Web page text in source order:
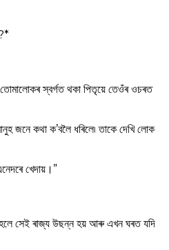
স্বৰ্গত থকা পিতৃয়ে তেওঁৰ ওচৰত
জনে কথা ক’বলৈ ধৰিলে৷ তাকে দেখি লোক
খেদায়।”
সেই ৰাজ্য উছন্ন হয় আৰু এখন ঘৰত যদি